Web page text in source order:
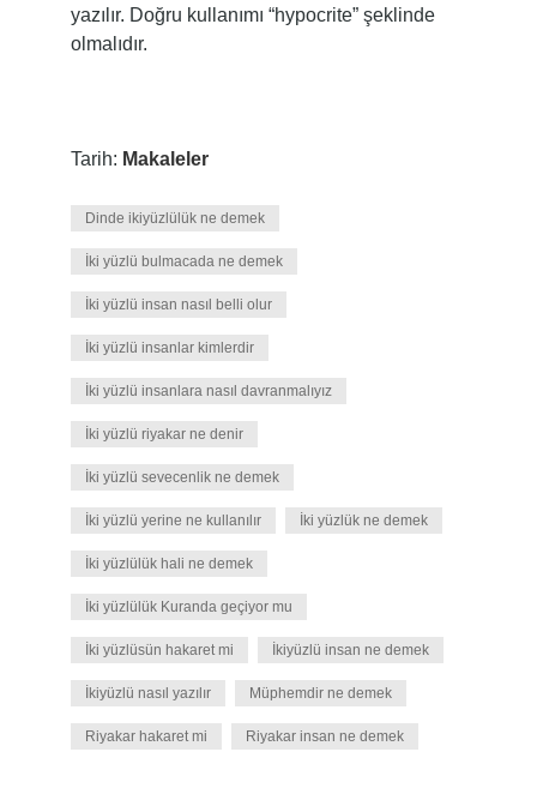
yazılır. Doğru kullanımı “hypocrite” şeklinde
olmalıdır.
Tarih: Makaleler
Dinde ikiyüzlülük ne demek
İki yüzlü bulmacada ne demek
İki yüzlü insan nasıl belli olur
İki yüzlü insanlar kimlerdir
İki yüzlü insanlara nasıl davranmalıyız
İki yüzlü riyakar ne denir
İki yüzlü sevecenlik ne demek
İki yüzlü yerine ne kullanılır İki yüzlük ne demek
İki yüzlülük hali ne demek
İki yüzlülük Kuranda geçiyor mu
İki yüzlüsün hakaret mi İkiyüzlü insan ne demek
İkiyüzlü nasıl yazılır Müphemdir ne demek
Riyakar hakaret mi Riyakar insan ne demek